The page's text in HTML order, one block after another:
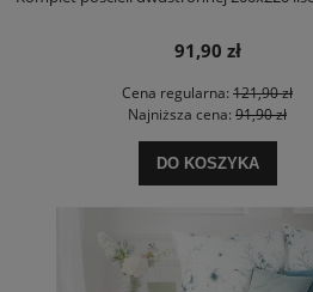
91,90 zł
Cena regularna: 121,90 zł
Najniższa cena: 91,90 zł
DO KOSZYKA